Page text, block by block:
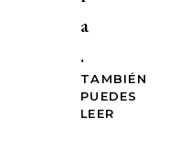
a
.
TAMBIÉN
PUEDES
LEER